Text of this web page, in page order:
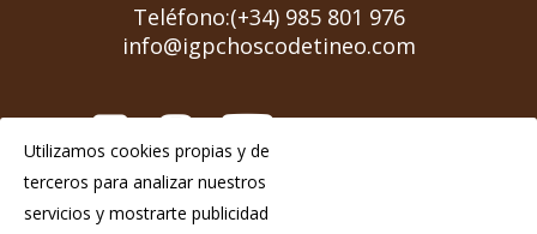
Teléfono:(+34) 985 801 976
info@igpchoscodetineo.com
Aviso Legal
Utilizamos cookies propias y de
terceros para analizar nuestros
servicios y mostrarte publicidad